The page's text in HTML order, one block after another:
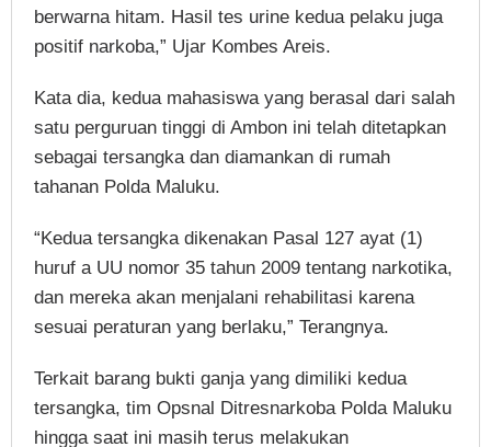
berwarna hitam. Hasil tes urine kedua pelaku juga
positif narkoba,” Ujar Kombes Areis.
Kata dia, kedua mahasiswa yang berasal dari salah
satu perguruan tinggi di Ambon ini telah ditetapkan
sebagai tersangka dan diamankan di rumah
tahanan Polda Maluku.
“Kedua tersangka dikenakan Pasal 127 ayat (1)
huruf a UU nomor 35 tahun 2009 tentang narkotika,
dan mereka akan menjalani rehabilitasi karena
sesuai peraturan yang berlaku,” Terangnya.
Terkait barang bukti ganja yang dimiliki kedua
tersangka, tim Opsnal Ditresnarkoba Polda Maluku
hingga saat ini masih terus melakukan